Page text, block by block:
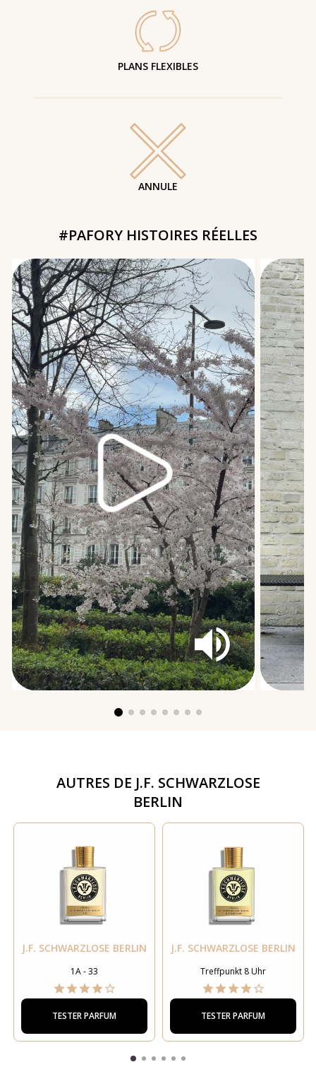
PLANS FLEXIBLES
ANNULE
#PAFORY HISTOIRES RÉELLES
AUTRES DE J.F. SCHWARZLOSE
BERLIN
J.F. SCHWARZLOSE BERLIN
1A - 33
TESTER PARFUM
J.F. SCHWARZLOSE BERLIN
Treffpunkt 8 Uhr
TESTER PARFUM